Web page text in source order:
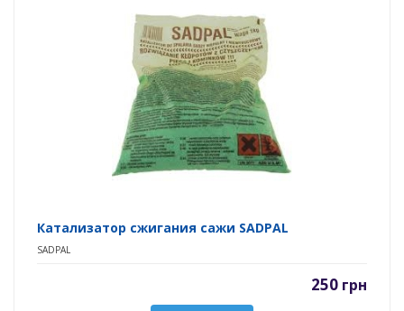
Катализатор сжигания сажи SADPAL
SADPAL
250 грн